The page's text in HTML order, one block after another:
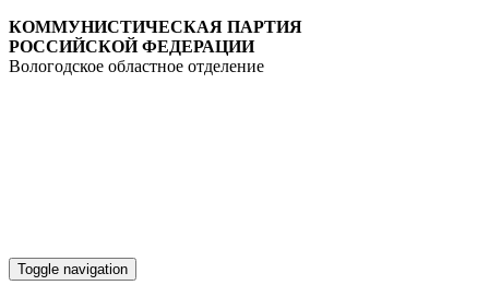
КОММУНИСТИЧЕСКАЯ ПАРТИЯ
РОССИЙСКОЙ ФЕДЕРАЦИИ
Вологодское областное отделение
Toggle navigation